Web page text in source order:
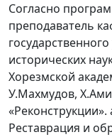
Согласно
преподаватель
исторических
Хорезмской
У.Махмудов,
«Реконструкции».
Реставрация и